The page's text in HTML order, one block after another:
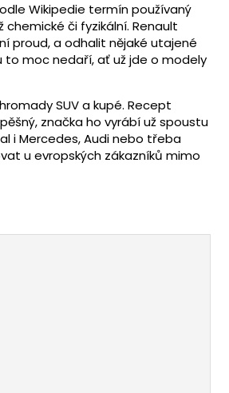
Wikipedie termín používaný
či fyzikální. Renault
proud, a odhalit nějaké utajené
to moc nedaří, ať už jde o modely
SUV a kupé. Recept
značka ho vyrábí už spoustu
i Mercedes, Audi nebo třeba
u evropských zákazníků mimo